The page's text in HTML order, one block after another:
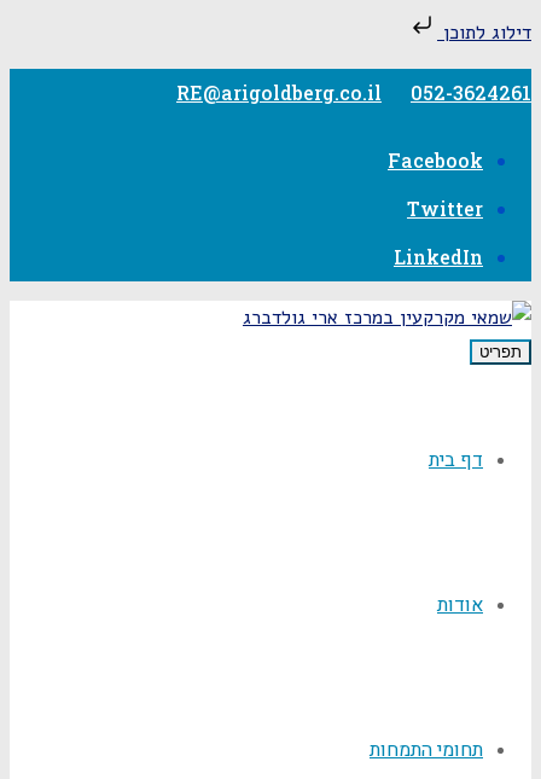
דילוג לתוכן
052-3624261
RE@arigoldberg.co.il
Facebook
Twitter
LinkedIn
תפריט
דף בית
אודות
תחומי התמחות